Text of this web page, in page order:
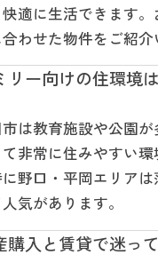
快適に生活できます
わせた物件をご紹介
リー向けの住環境
は教育施設や公園
非常に住みやすい
野口・平岡エリア
気があります。
購入と賃貸で迷っ